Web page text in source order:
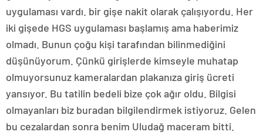
uygulaması vardı. bir gişe nakit olarak çalışıyordu. Her
iki gişede HGS uygulaması başlamış ama haberimiz
olmadı. Bunun çoğu kişi tarafından bilinmediğini
düşünüyorum. Çünkü girişlerde kimseyle muhatap
olmuyorsunuz kameralardan plakanıza giriş ücreti
yansıyor. Bu tatilin bedeli bize çok ağır oldu. Bilgisi
olmayanları biz buradan bilgilendirmek istiyoruz. Gelen
bu cezalardan sonra benim Uludağ maceram bitti.